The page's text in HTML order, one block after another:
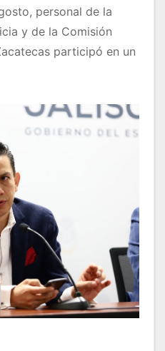
personal de la
y de la Comisión
participó en un